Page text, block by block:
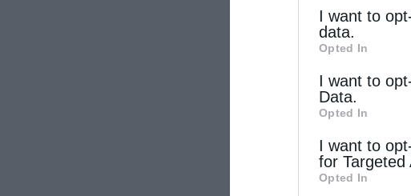
other third
I want to
data.
Opted In
I want to
Data.
Opted In
I want to
for Targeted
Opted In